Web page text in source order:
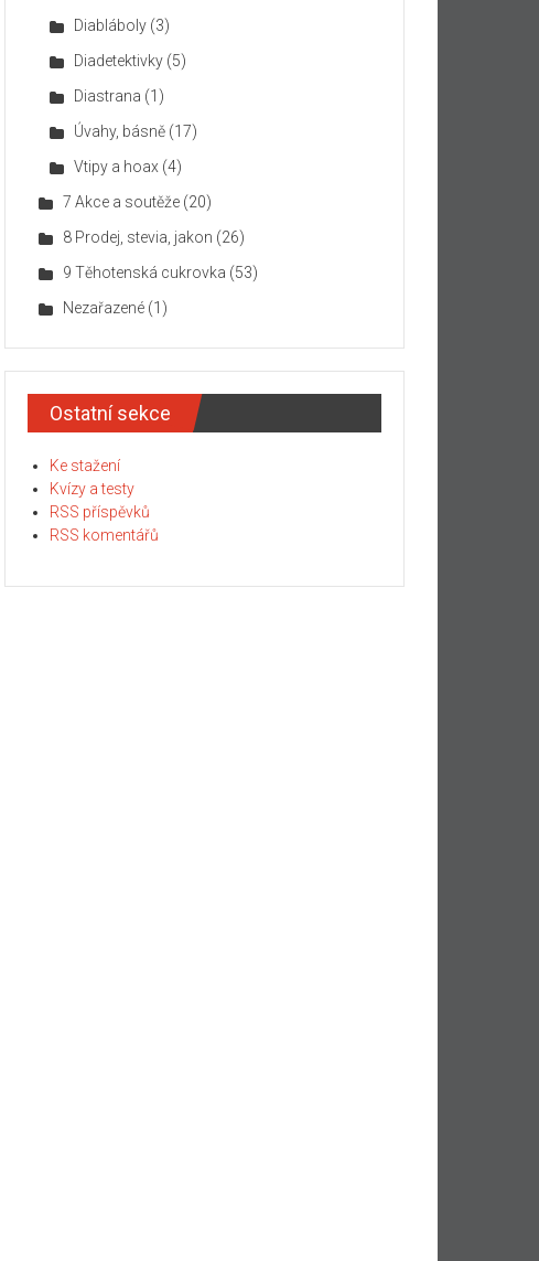
Diabláboly (3)
Diadetektivky (5)
Diastrana (1)
Úvahy, básně (17)
Vtipy a hoax (4)
7 Akce a soutěže (20)
8 Prodej, stevia, jakon (26)
9 Těhotenská cukrovka (53)
Nezařazené (1)
Ostatní sekce
Ke stažení
Kvízy a testy
RSS příspěvků
RSS komentářů